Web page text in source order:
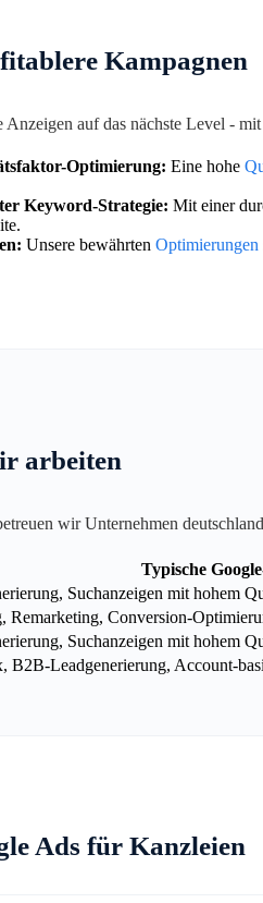
Kampagnen
auf das nächste Level -
Optimierung: Eine hohe
Keyword-Strategie: Mit einer
Unsere bewährten Optimierungen
arbeiten
wir Unternehmen
Typische
Suchanzeigen mit hohem
Remarketing, Conversion-
Suchanzeigen mit hohem
B2B-Leadgenerierung, Account-
Ads für Kanzleien